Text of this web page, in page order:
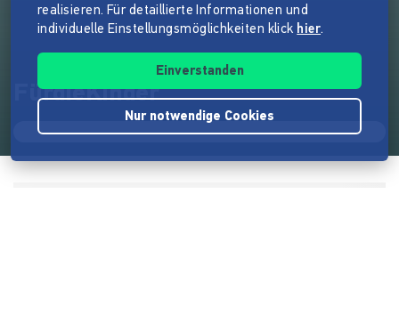
FürdieKinder
realisieren. Für detaillierte Informationen und
individuelle Einstellungsmöglichkeiten klick hier.
Einverstanden
Nur notwendige Cookies